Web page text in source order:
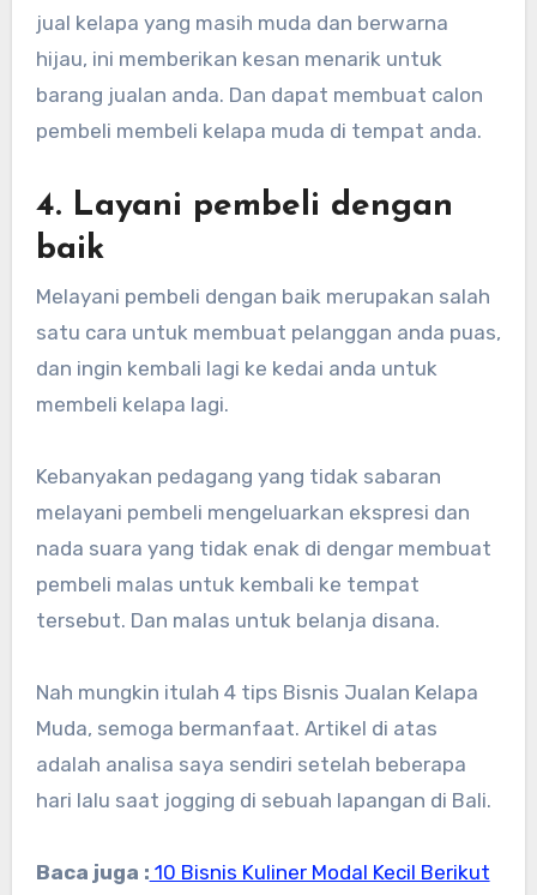
jual kelapa yang masih muda dan berwarna
hijau, ini memberikan kesan menarik untuk
barang jualan anda. Dan dapat membuat calon
pembeli membeli kelapa muda di tempat anda.
4. Layani pembeli dengan
baik
Melayani pembeli dengan baik merupakan salah
satu cara untuk membuat pelanggan anda puas,
dan ingin kembali lagi ke kedai anda untuk
membeli kelapa lagi.
Kebanyakan pedagang yang tidak sabaran
melayani pembeli mengeluarkan ekspresi dan
nada suara yang tidak enak di dengar membuat
pembeli malas untuk kembali ke tempat
tersebut. Dan malas untuk belanja disana.
Nah mungkin itulah 4 tips Bisnis Jualan Kelapa
Muda, semoga bermanfaat. Artikel di atas
adalah analisa saya sendiri setelah beberapa
hari lalu saat jogging di sebuah lapangan di Bali.
Baca juga : 10 Bisnis Kuliner Modal Kecil Berikut